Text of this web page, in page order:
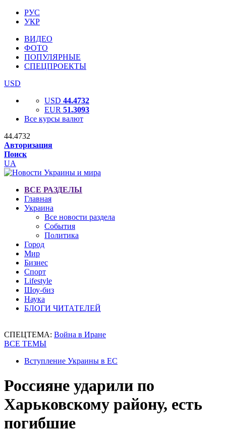
РУС
УКР
ВИДЕО
ФОТО
ПОПУЛЯРНЫЕ
СПЕЦПРОЕКТЫ
USD
USD 44.4732
EUR 51.3093
Все курсы валют
44.4732
Авторизация
Поиск
UA
ВСЕ РАЗДЕЛЫ
Главная
Украина
Все новости раздела
События
Политика
Город
Мир
Бизнес
Спорт
Lifestyle
Шоу-биз
Наука
БЛОГИ ЧИТАТЕЛЕЙ
СПЕЦТЕМА: Война в Иране
ВСЕ ТЕМЫ
Вступление Украины в ЕС
Россияне ударили по
Харьковскому району, есть
погибшие